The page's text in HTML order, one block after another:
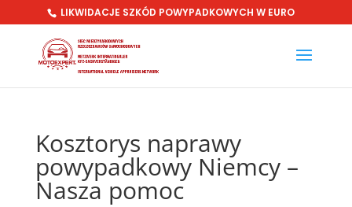
LIKWIDACJE SZKÓD POWYPADKOWYCH W EURO
Kosztorys naprawy
powypadkowy Niemcy –
Nasza pomoc